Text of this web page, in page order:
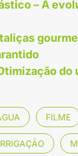
– A
do
FILME